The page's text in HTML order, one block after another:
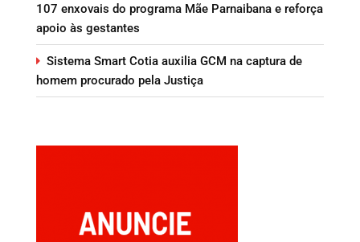
107 enxovais do programa Mãe Parnaibana e reforça
apoio às gestantes
Sistema Smart Cotia auxilia GCM na captura de
homem procurado pela Justiça